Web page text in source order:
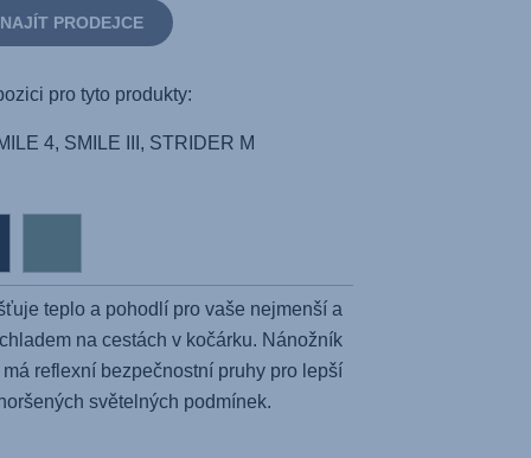
NAJÍT PRODEJCE
pro tyto produkty:
4, SMILE III, STRIDER M
teplo a pohodlí pro vaše nejmenší a
na cestách v kočárku. Nánožník
reflexní bezpečnostní pruhy pro lepší
světelných podmínek.